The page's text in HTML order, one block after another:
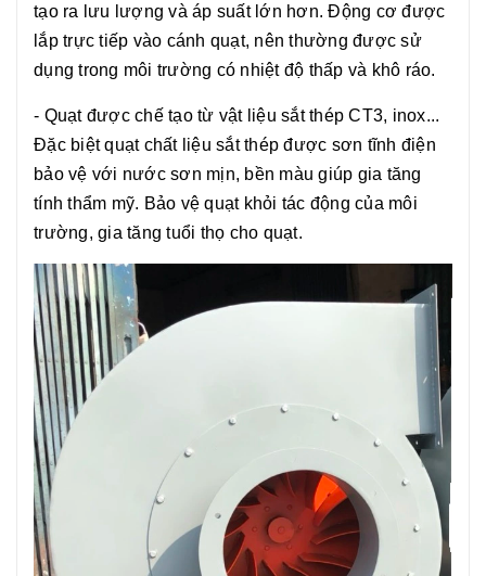
tạo ra lưu lượng và áp suất lớn hơn. Động cơ được
lắp trực tiếp vào cánh quạt, nên thường được sử
dụng trong môi trường có nhiệt độ thấp và khô ráo.
- Quạt được chế tạo từ vật liệu sắt thép CT3, inox...
Đặc biệt quạt chất liệu sắt thép được sơn tĩnh điện
bảo vệ với nước sơn mịn, bền màu giúp gia tăng
tính thẩm mỹ. Bảo vệ quạt khỏi tác động của môi
trường, gia tăng tuổi thọ cho quạt.